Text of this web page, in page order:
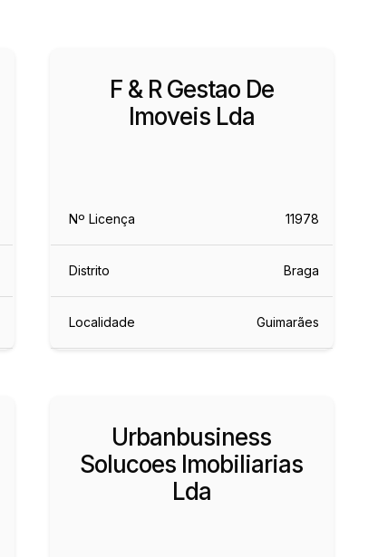
F & R Gestao De
Imoveis Lda
Nº Licença 11978
Distrito Braga
Localidade Guimarães
Urbanbusiness
Solucoes Imobiliarias
Lda